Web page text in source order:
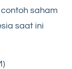
saham
saat ini